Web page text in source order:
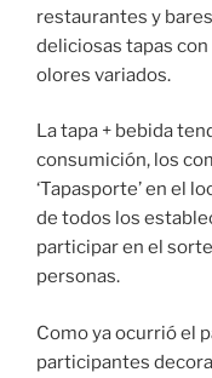
restaurantes y
deliciosas tapas
olores variados.
La tapa + bebida
consumición, los
‘Tapasporte’ en el
de todos los
participar en el
personas.
Como ya ocurrió el
participantes